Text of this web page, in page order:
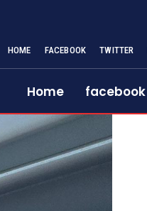
HOME FACEBOOK TWITTER
Home facebook